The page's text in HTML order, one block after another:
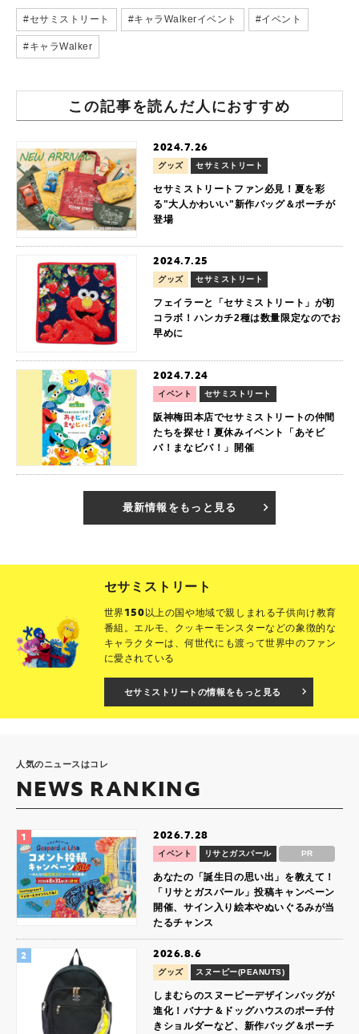
#セサミストリート #キャラWalkerイベント #イベント
#キャラWalker
この記事を読んだ人におすすめ
2024.7.26
グッズ セサミストリート
セサミストリートファン必見！夏を彩
る"大人かわいい"新作バッグ＆ポーチが
登場
2024.7.25
グッズ セサミストリート
フェイラーと「セサミストリート」が初
コラボ！ハンカチ2種は数量限定なのでお
早めに
2024.7.24
イベント セサミストリート
阪神梅田本店でセサミストリートの仲間
たちを探せ！夏休みイベント「あそビ
バ！まなビバ！」開催
最新情報をもっと見る
セサミストリート
世界150以上の国や地域で親しまれる子供向け教育
番組。エルモ、クッキーモンスターなどの象徴的な
キャラクターは、何世代にも渡って世界中のファン
に愛されている
セサミストリートの情報をもっと見る
人気のニュースはコレ
NEWS RANKING
2026.7.28
イベント リサとガスパール PR
あなたの「誕生日の思い出」を教えて！
「リサとガスパール」投稿キャンペーン
開催、サイン入り絵本やぬいぐるみが当
たるチャンス
2026.8.6
グッズ スヌーピー(PEANUTS)
しまむらのスヌーピーデザインバッグが
進化！バナナ＆ドッグハウスのポーチ付
きショルダーなど、新作バッグ＆ポーチ